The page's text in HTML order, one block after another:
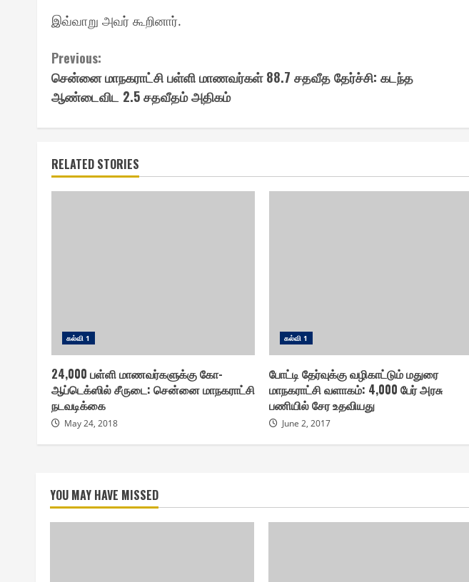
இவ்வாறு அவர் கூறினார்.
Continue
Reading
Previous:
சென்னை மாநகராட்சி பள்ளி மாணவர்கள் 88.7 சதவீத தேர்ச்சி : கடந்த
ஆண்டைவிட 2.5 சதவீதம் அதிகம்
RELATED STORIES
௧ல்வி 1
24,000 பள்ளி மாணவர்களுக்கு கோ-
ஆப்டெக்ஸில் சீருடை: சென்னை மாநகராட்சி
நடவடிக்கை
May 24, 2018
௧ல்வி 1
போட்டி தேர்வுக்கு வழிகாட்டும் மதுரை
மாநகராட்சி வளாகம் : 4,000 பேர் அரசு
பணியில் சேர உதவியது
June 2, 2017
YOU MAY HAVE MISSED